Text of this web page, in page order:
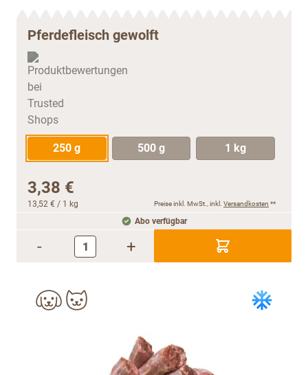
Pferdefleisch gewolft
250 g 500 g 1 kg
3,38 €
13,52 € / 1 kg Preise inkl. MwSt., inkl. Versandkosten **
Abo verfügbar
- +